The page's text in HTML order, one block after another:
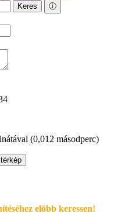
Keres ⓘ
(0,012 másodperc)
térkép
elöbb keressen!